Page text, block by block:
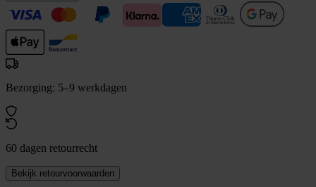
Bezorging: 5–9 werkdagen
60 dagen retourrecht
Bekijk retourvoorwaarden